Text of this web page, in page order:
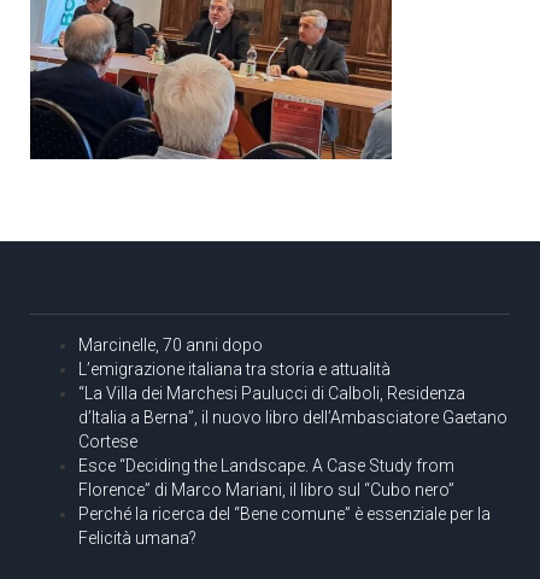
Marcinelle, 70 anni dopo
L’emigrazione italiana tra storia e attualità
“La Villa dei Marchesi Paulucci di Calboli, Residenza
d’Italia a Berna”, il nuovo libro dell’Ambasciatore Gaetano
Cortese
Esce “Deciding the Landscape. A Case Study from
Florence” di Marco Mariani, il libro sul “Cubo nero”
Perché la ricerca del “Bene comune” è essenziale per la
Felicità umana?